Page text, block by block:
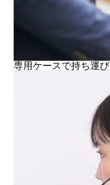
専用ケースで持ち運び